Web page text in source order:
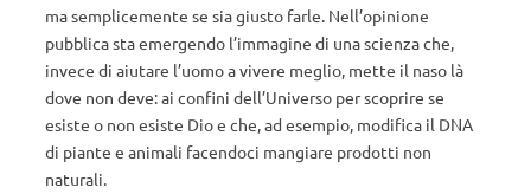
ma semplicemente se sia giusto farle. Nell’opinione
pubblica sta emergendo l’immagine di una scienza che,
invece di aiutare l’uomo a vivere meglio, mette il naso là
dove non deve: ai confini dell’Universo per scoprire se
esiste o non esiste Dio e che, ad esempio, modifica il DNA
di piante e animali facendoci mangiare prodotti non
naturali.